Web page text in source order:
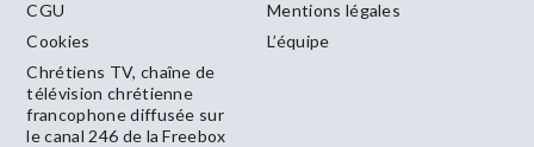
CGU
Mentions légales
Cookies
L’équipe
Chrétiens TV, chaîne de
télévision chrétienne
francophone diffusée sur
le canal 246 de la Freebox